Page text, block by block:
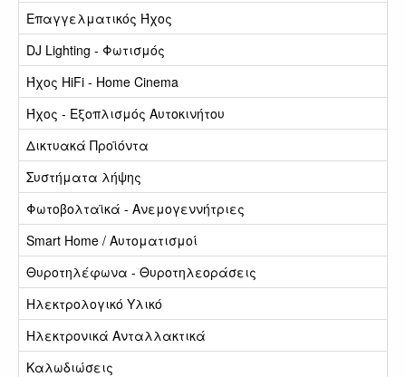
Επαγγελματικός Ήχος
DJ Lighting - Φωτισμός
Ήχος HiFi - Home Cinema
Ήχος - Εξοπλισμός Αυτοκινήτου
Δικτυακά Προϊόντα
Συστήματα λήψης
Φωτοβολταϊκά - Ανεμογεννήτριες
Smart Home / Αυτοματισμοί
Θυροτηλέφωνα - Θυροτηλεοράσεις
Ηλεκτρολογικό Υλικό
Ηλεκτρονικά Ανταλλακτικά
Καλωδιώσεις